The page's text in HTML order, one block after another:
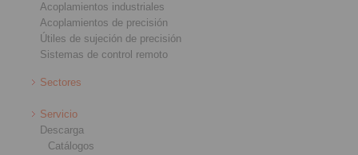
Acoplamientos industriales
Acoplamientos de precisión
Útiles de sujeción de precisión
Sistemas de control remoto
Sectores
Servicio
Descarga
Catálogos